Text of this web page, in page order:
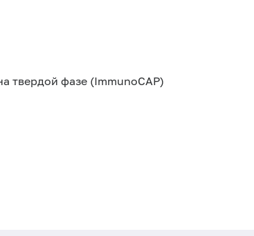
твердой фазе (ImmunoCAP)